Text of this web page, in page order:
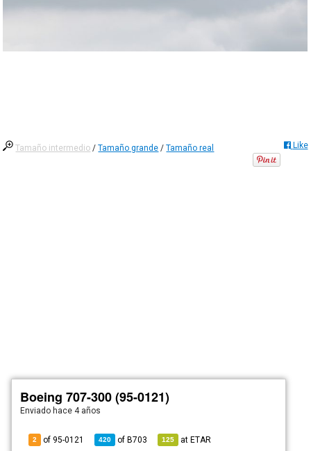
Tamaño intermedio /Tamaño grande /Tamaño real Like
Boeing 707-300 (95-0121)
Enviado hace 4 años
2 of 95-0121 420 ofB703 125 atETAR